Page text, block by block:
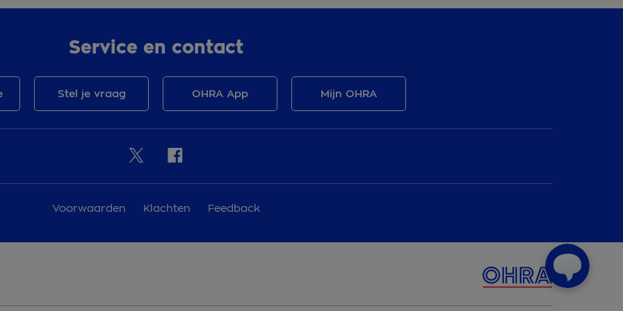
Service en contact
Stel je vraag OHRA App Mijn OHRA
Voorwaarden Klachten Feedback